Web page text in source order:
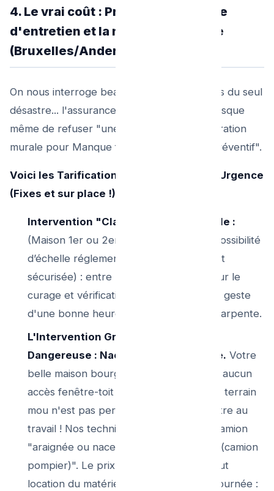
4. Le vrai coût : Prix d'un nettoyage
d'entretien et la nacelle élévatrice
(Bruxelles/Anderlecht)
On nous interroge beaucoup et souvent lors du seul
désastre... l'assurance habitation d'ailleurs risque
même de refuser "une indemnisation d'infiltration
murale pour Manque flagrant d’Entretien Préventif".
Voici les Tarifications Loyales Plombier Urgence
(Fixes et sur place !) :
Intervention "Classique" sans Nacelle :
(Maison 1er ou 2eme petit étage avec possibilité
d’échelle réglementaire 3 plans simple et
sécurisée) : entre
pour le
curage et vérification des descentes. Ce geste
d'une bonne heure sauve à vie votre charpente.
L'Intervention Grande Hauteur ou
Dangereuse : Nacelle et Bras Articulé. Votre
belle maison bourgeoise à Uccle n'offre aucun
accès fenêtre-toit et l'échelle de 9m sur terrain
mou n'est pas permisé par la Loi bien-être au
travail ! Nos techniciens acheminent le camion
"araignée ou nacelle élévatrice externe (camion
pompier)". Le prix doit intégrer le surcout
location du matériel mécanique sur 1/2 journée :